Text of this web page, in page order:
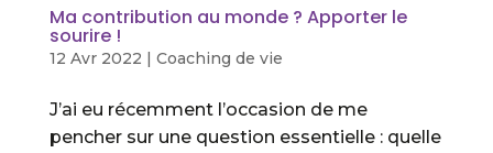
Ma contribution au monde ? Apporter le
sourire !
12 Avr 2022 | Coaching de vie
J’ai eu récemment l’occasion de me
pencher sur une question essentielle : quelle